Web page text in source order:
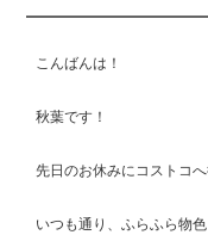
こんばんは！
秋葉です！
先日のお休みにコストコへ
いつも通り、ふらふら物